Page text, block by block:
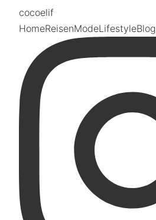
cocoelif
HomeReisenModeLifestyleBlog